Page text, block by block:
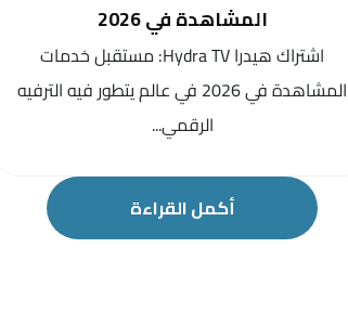
المشاهدة في 2026
اشتراك هيدرا Hydra TV: مستقبل خدمات
المشاهدة في 2026 في عالم يتطور فيه الترفيه
الرقمي...
أكمل القراءة